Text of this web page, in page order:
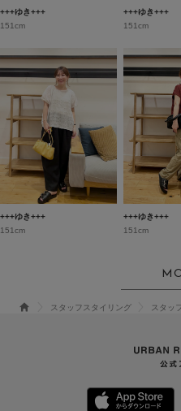
+++ゆき+++
151cm
+++ゆき+++
151cm
+++ゆき+++
151cm
+++ゆき+++
151cm
スタッフスタイリング スタッ